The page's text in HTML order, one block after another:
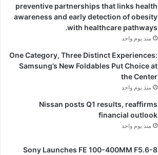
preventive partnerships that links health
awareness and early detection of obesity
with healthcare pathways.
منذ يوم واحد
One Category, Three Distinct Experiences:
Samsung’s New Foldables Put Choice at
the Center
منذ يوم واحد
Nissan posts Q1 results, reaffirms
financial outlook
منذ يوم واحد
Sony Launches FE 100-400MM F5.6-8